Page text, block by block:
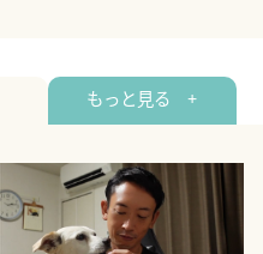
もっと見る +